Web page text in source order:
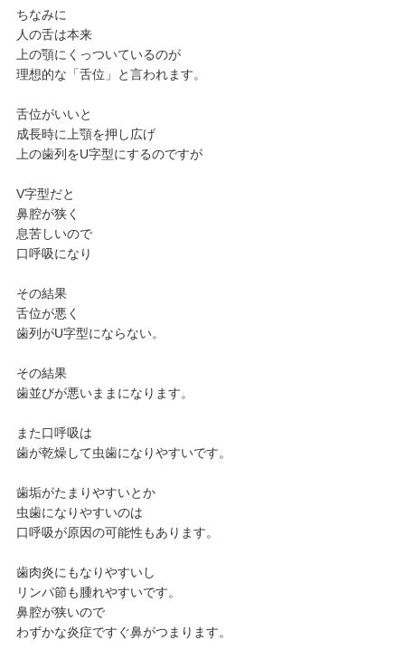
ちなみに
人の舌は本来
上の顎にくっついているのが
理想的な「舌位」と言われます。
舌位がいいと
成長時に上顎を押し広げ
上の歯列をU字型にするのですが
V字型だと
鼻腔が狭く
息苦しいので
口呼吸になり
その結果
舌位が悪く
歯列がU字型にならない。
その結果
歯並びが悪いままになります。
また口呼吸は
歯が乾燥して虫歯になりやすいです。
歯垢がたまりやすいとか
虫歯になりやすいのは
口呼吸が原因の可能性もあります。
歯肉炎にもなりやすいし
リンパ節も腫れやすいです。
鼻腔が狭いので
わずかな炎症ですぐ鼻がつまります。